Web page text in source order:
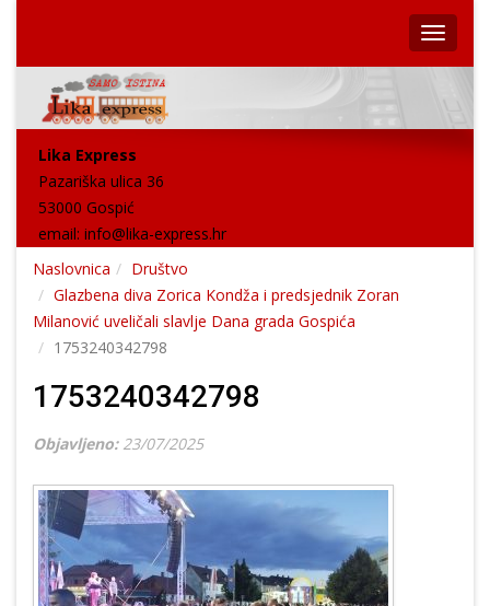
Lika Express
Pazariška ulica 36
53000 Gospić
email: info@lika-express.hr
Naslovnica
Društvo
Glazbena diva Zorica Kondža i predsjednik Zoran
Milanović uveličali slavlje Dana grada Gospića
1753240342798
1753240342798
Objavljeno: 23/07/2025